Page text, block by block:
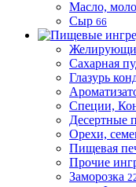
Масло,
Сыр 66
Сахарная
Глазурь
Специи,
Десертные
Орехи,
Пищевая
Прочие
Заморозка